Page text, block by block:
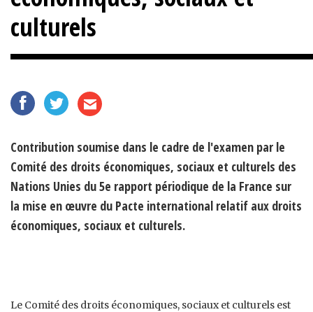
culturels
Contribution soumise dans le cadre de l'examen par le
Comité des droits économiques, sociaux et culturels des
Nations Unies du 5e rapport périodique de la France sur
la mise en œuvre du Pacte international relatif aux droits
économiques, sociaux et culturels.
Le Comité des droits économiques, sociaux et culturels est